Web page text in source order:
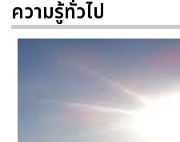
ความรู้ทั่วไป